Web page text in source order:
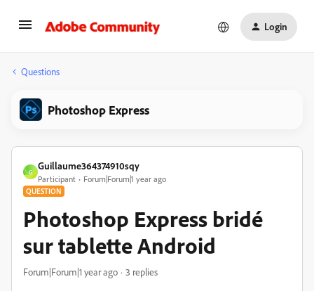
Login
Questions
Photoshop Express
G
Guillaume364374910sqy
Participant Forum|Forum|1 year ago
QUESTION
Photoshop Express bridé
sur tablette Android
Forum|Forum|1 year ago 3 replies